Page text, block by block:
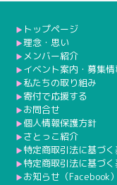
▶︎ トップページ
▶︎理念・思い
▶︎ メンバー紹介
▶︎ イベント案内・募集
▶︎ 私たちの取り組み
▶︎ 寄付で応援する
▶︎ お問合せ
▶︎ 個人情報保護方針
▶︎ さとっこ紹介
▶︎ 特定商取引法に基づ
▶︎ 特定商取引法に基づ
▶︎ お知らせ（Facebook）